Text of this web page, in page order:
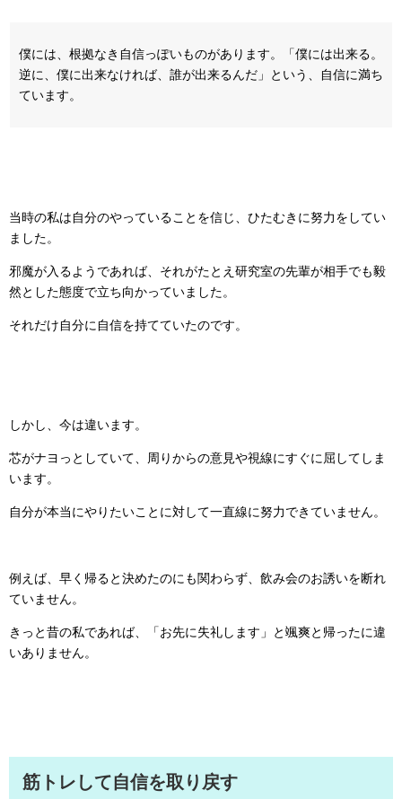
僕には、根拠なき自信っぽいものがあります。「僕には出来る。
逆に、僕に出来なければ、誰が出来るんだ」という、自信に満ち
ています。
当時の私は自分のやっていることを信じ、ひたむきに努力をしてい
ました。
邪魔が入るようであれば、それがたとえ研究室の先輩が相手でも毅
然とした態度で立ち向かっていました。
それだけ自分に自信を持てていたのです。
しかし、今は違います。
芯がナヨっとしていて、周りからの意見や視線にすぐに屈してしま
います。
自分が本当にやりたいことに対して一直線に努力できていません。
例えば、早く帰ると決めたのにも関わらず、飲み会のお誘いを断れ
ていません。
きっと昔の私であれば、「お先に失礼します」と颯爽と帰ったに違
いありません。
筋トレして自信を取り戻す